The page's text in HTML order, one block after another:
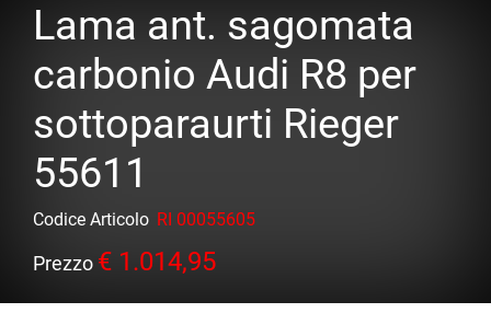
Lama ant. sagomata
carbonio Audi R8 per
sottoparaurti Rieger
55611
Codice Articolo RI 00055605
Prezzo € 1.014,95